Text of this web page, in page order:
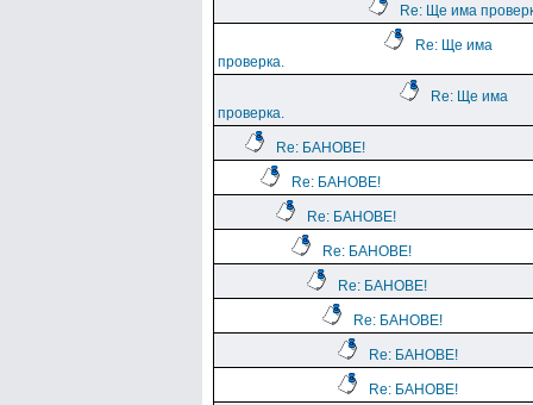
Re: Ще има
Re: Ще има
проверка.
Re: Ще има
проверка.
Re: БАНОВЕ!
Re: БАНОВЕ!
Re: БАНОВЕ!
Re: БАНОВЕ!
Re: БАНОВЕ!
Re: БАНОВЕ!
Re: БАНОВЕ!
Re: БАНОВЕ!